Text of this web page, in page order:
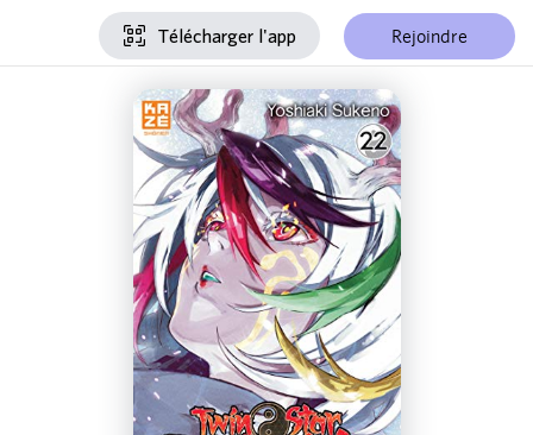
Télécharger l'app Rejoindre